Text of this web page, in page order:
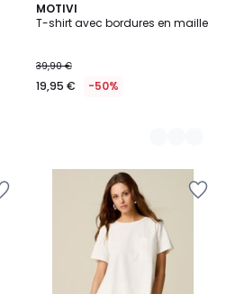
MOTIVI
T-shirt avec bordures en maille
39,90 €
19,95 € -50%
3
Couleurs